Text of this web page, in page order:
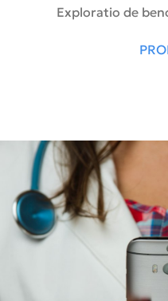
Exploratio de